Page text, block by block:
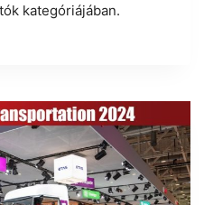
kategóriájában.